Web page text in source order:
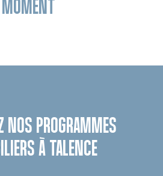
MOMENT
NOS PROGRAMMES
À TALENCE